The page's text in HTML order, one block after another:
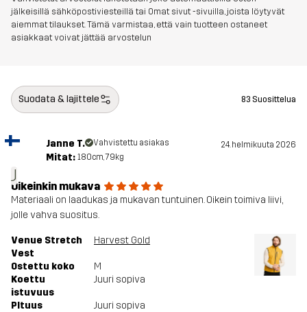
jälkeisillä sähköpostiviesteillä tai Omat sivut -sivuilla, joista löytyvät
aiemmat tilaukset. Tämä varmistaa, että vain tuotteen ostaneet
asiakkaat voivat jättää arvostelun
Suodata & lajittele 83 Suosittelua
J
Janne T. Vahvistettu asiakas 24. helmikuuta 2026
Mitat: 180cm, 79kg
Oikeinkin mukava
Materiaali on laadukas ja mukavan tuntuinen. Oikein toimiva liivi,
jolle vahva suositus.
Venue Stretch
Vest
Harvest Gold
Ostettu koko
M
Koettu
istuvuus
Juuri sopiva
PItuus Juuri sopiva